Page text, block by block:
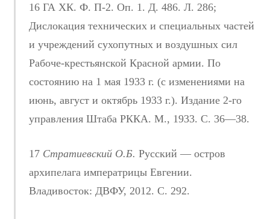
16 ГА ХК. Ф. П-2. Оп. 1. Д. 486. Л. 286;
Дислокация технических и специальных частей
и учреждений сухопутных и воздушных сил
Рабоче-крестьянской Красной армии. По
состоянию на 1 мая 1933 г. (с изменениями на
июнь, август и октябрь 1933 г.). Издание 2-го
управления Штаба РККА. М., 1933. С. 36—38.
17 Стратиевский О.Б. Русский — остров
архипелага императрицы Евгении.
Владивосток: ДВФУ, 2012. С. 292.